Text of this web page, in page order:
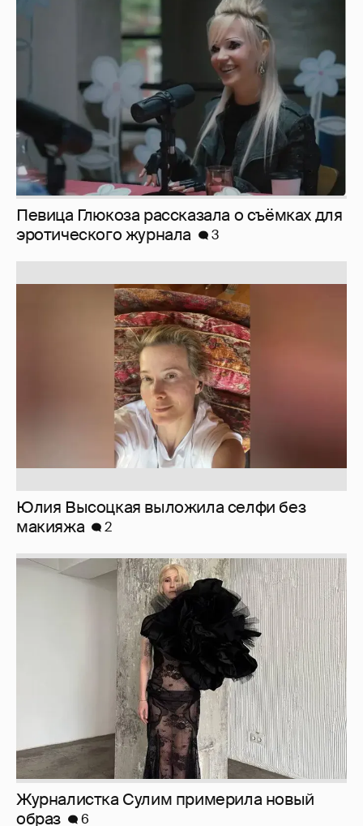
Певица Глюкоза рассказала о съёмках для
эротического журнала
3
Юлия Высоцкая выложила селфи без
Журналистка Сулим примерила новый